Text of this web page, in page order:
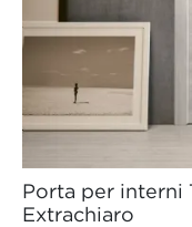
Porta per interni
Extrachiaro